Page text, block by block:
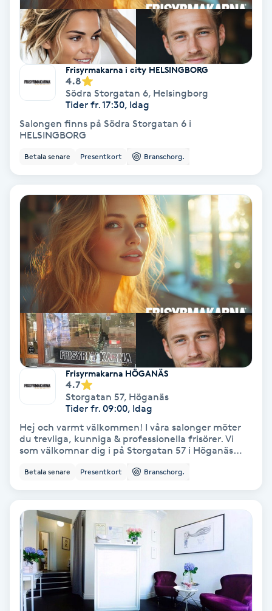
Fibromassage
Fillers
Fotmassage
Fotsvamp
Fotvård
Fransborttagning
Fransfärgning
Fransförlängning
Fransförlängning Megavolym
Fransförlängning Volym
Fransk manikyr
Fransrengöring
Frekvensterapi
Friskvård
Friskvårdsmassage
Frisör
Funktionsanalys
Frisyrmakarna i city HELSINGBORG
4.8
Södra Storgatan 6, Helsingborg
Tider fr. 17:30, Idag
Salongen finns på Södra Storgatan 6 i
HELSINGBORG
Betala senare Presentkort Branschorg.
Frisyrmakarna HÖGANÄS
4.7
Storgatan 57, Höganäs
Tider fr. 09:00, Idag
Hej och varmt välkommen! I våra salonger möter
du trevliga, kunniga & professionella frisörer. Vi
som välkomnar dig i på Storgatan 57 i Höganäs
kommande bokning! Tänk på: Avbokning senare
Betala senare Presentkort Branschorg.